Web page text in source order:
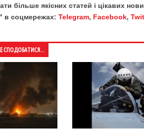
більше якісних статей і цікавих
в соцмережах: Telegram, Facebook,
СПОДОБАТИСЯ...